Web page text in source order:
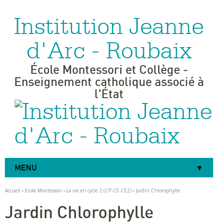
Outils
personnels
Institution Jeanne
d'Arc - Roubaix
École Montessori et Collège -
Enseignement catholique associé à
l'État
MENU
Accueil › Ecole Montessori › La vie en cycle 2 (CP-CE-CE2) › Jardin Chlorophylle
Jardin Chlorophylle